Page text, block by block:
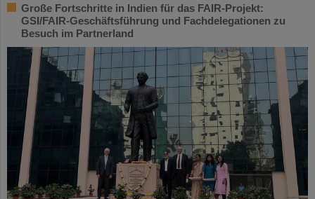
Große Fortschritte in Indien für das FAIR-Projekt:
GSI/FAIR-Geschäftsführung und Fachdelegationen zu
Besuch im Partnerland